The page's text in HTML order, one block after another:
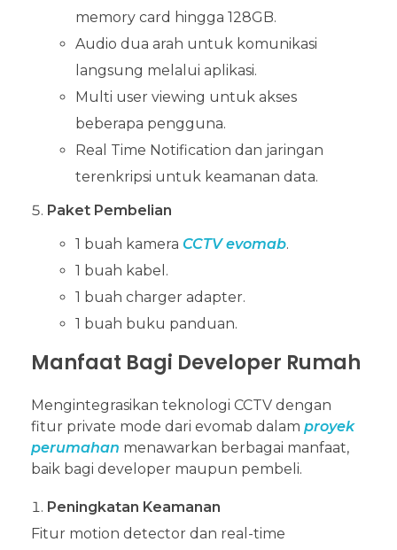
memory card hingga 128GB.
Audio dua arah untuk komunikasi
langsung melalui aplikasi.
Multi user viewing untuk akses
beberapa pengguna.
Real Time Notification dan jaringan
terenkripsi untuk keamanan data.
Paket Pembelian
1 buah kamera CCTV evomab.
1 buah kabel.
1 buah charger adapter.
1 buah buku panduan.
Manfaat Bagi Developer Rumah
Mengintegrasikan teknologi CCTV dengan
fitur private mode dari evomab dalam proyek
perumahan menawarkan berbagai manfaat,
baik bagi developer maupun pembeli.
Peningkatan Keamanan
Fitur motion detector dan real-time